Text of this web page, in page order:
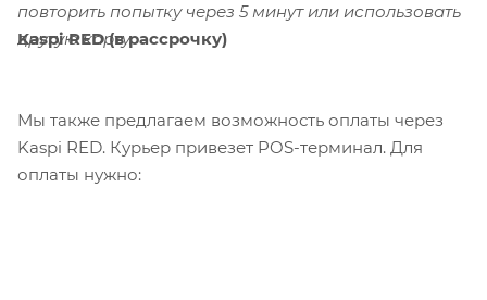
повторить попытку через 5 минут или использовать
другую карту.
Kaspi RED (в рассрочку)
Мы также предлагаем возможность оплаты через
Kaspi RED. Курьер привезет POS-терминал. Для
оплаты нужно: